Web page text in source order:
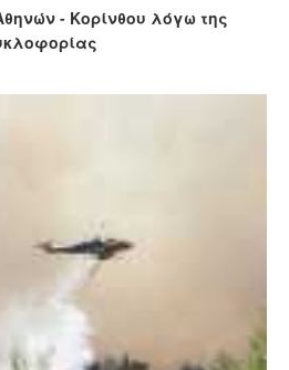
- Κορίνθου λόγω της